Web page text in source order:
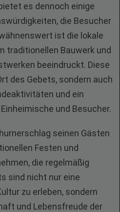
es dennoch einige
die Besucher
ist die lokale
traditionellen Bauwerk und
beeindruckt. Diese
des Gebets, sondern auch
und ein
und Besucher.
seinen Gästen
Festen und
die regelmäßig
sind nicht nur eine
zu erleben, sondern
und Lebensfreude der